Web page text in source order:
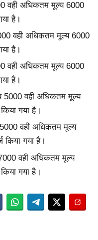
वही अधिकतम मूल्य 6000
है।
वही अधिकतम मूल्य 6000
है।
वही अधिकतम मूल्य 6000
है।
5000 वही अधिकतम मूल्य
गया है।
5000 वही अधिकतम मूल्य
गया है।
वही अधिकतम मूल्य
गया है।